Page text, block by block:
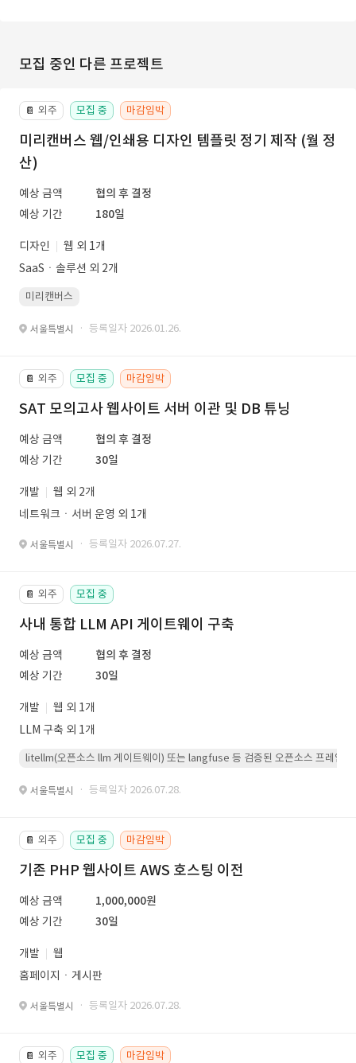
모집 중인 다른 프로젝트
📔 외주 모집 중 마감임박
미리캔버스 웹/인쇄용 디자인 템플릿 정기 제작 (월 정
산)
예상 금액
협의 후 결정
예상 기간
180일
디자인
웹 외 1개
SaaSㆍ솔루션 외 2개
미리캔버스
서울특별시 · 등록일자 2026.01.26.
📔 외주 모집 중 마감임박
SAT 모의고사 웹사이트 서버 이관 및 DB 튜닝
예상 금액
협의 후 결정
예상 기간
30일
개발
웹 외 2개
네트워크ㆍ서버 운영 외 1개
서울특별시 · 등록일자 2026.07.27.
📔 외주 모집 중
사내 통합 LLM API 게이트웨이 구축
예상 금액
협의 후 결정
예상 기간
30일
개발
웹 외 1개
LLM 구축 외 1개
litellm(오픈소스 llm 게이트웨이) 또는 langfuse 등 검증된 오픈소스 프레임워
서울특별시 · 등록일자 2026.07.28.
📔 외주 모집 중 마감임박
기존 PHP 웹사이트 AWS 호스팅 이전
예상 금액
1,000,000원
예상 기간
30일
개발
웹
홈페이지ㆍ게시판
서울특별시 · 등록일자 2026.07.28.
📔 외주 모집 중 마감임박